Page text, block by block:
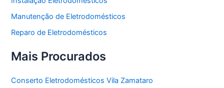
Manutenção de Eletrodomésticos
Reparo de Eletrodomésticos
Mais Procurados
Conserto Eletrodomésticos Vila Zamataro